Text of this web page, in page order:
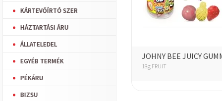
KÁRTEVŐÍRTÓ SZER
HÁZTARTÁSI ÁRU
ÁLLATELEDEL
EGYÉB TERMÉK
PÉKÁRU
BIZSU
JOHNY BEE JUICY
18g FRUIT